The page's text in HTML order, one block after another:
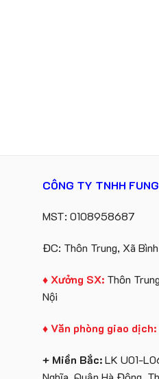
CÔNG TY TNHH
MST: 0108958687
ĐC: Thôn Trung, Xã
♦ Xưởng SX: Thôn
Nội
♦ Văn phòng giao dịch:
+ Miền Bắc:LK U01-